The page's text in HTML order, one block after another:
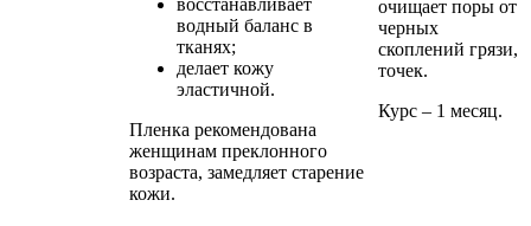
водный баланс в
тканях;
делает кожу
эластичной.
Пленка рекомендована
женщинам преклонного
возраста, замедляет старение
кожи.
очищает поры от
черных
скоплений грязи,
точек.
Курс – 1 месяц.